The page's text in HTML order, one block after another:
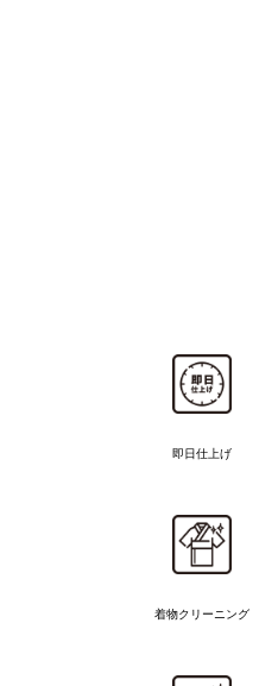
即日仕上げ
着物クリーニング